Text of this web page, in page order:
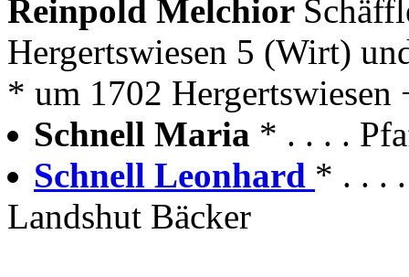
Reinpold Melchior
Hergertswiesen 5 (Wirt)
* um 1702 Hergertswiesen
Schnell Maria * . . . .
Schnell Leonhard * . . .
Landshut Bäcker